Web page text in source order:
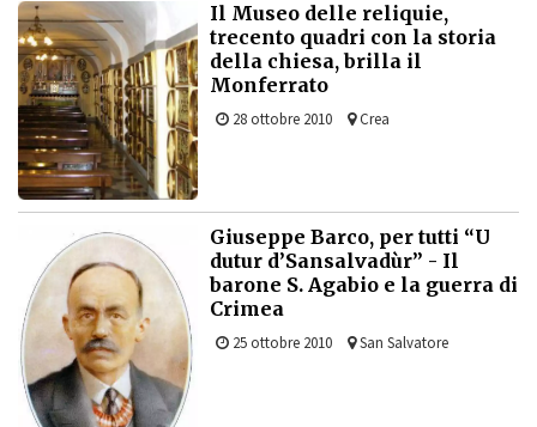
Il Museo delle reliquie,
trecento quadri con la storia
della chiesa, brilla il
Monferrato
28 ottobre 2010 Crea
Giuseppe Barco, per tutti “U
dutur d’Sansalvadùr” - Il
barone S. Agabio e la guerra di
Crimea
25 ottobre 2010 San Salvatore